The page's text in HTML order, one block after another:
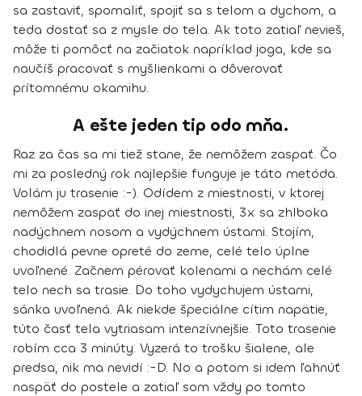
sa zastaviť, spomaliť, spojiť sa s telom a dychom, a
teda dostať sa z mysle do tela. Ak toto zatiaľ nevieš,
môže ti pomôcť na začiatok napríklad joga, kde sa
naučíš pracovať s myšlienkami a dôverovať
prítomnému okamihu.
A ešte jeden tip odo mňa.
Raz za čas sa mi tiež stane, že nemôžem zaspať. Čo
mi za posledný rok najlepšie funguje je táto metóda.
Volám ju trasenie :-). Odídem z miestnosti, v ktorej
nemôžem zaspať do inej miestnosti, 3x sa zhlboka
nadýchnem nosom a vydýchnem ústami. Stojím,
chodidlá pevne opreté do zeme, celé telo úplne
uvoľnené. Začnem pérovať kolenami a nechám celé
telo nech sa trasie. Do toho vydychujem ústami,
sánka uvoľnená. Ak niekde špeciálne cítim napätie,
túto časť tela vytriasam intenzívnejšie. Toto trasenie
robím cca 3 minúty. Vyzerá to trošku šialene, ale
predsa, nik ma nevidí :-D. No a potom si idem ľahnúť
naspäť do postele a zatiaľ som vždy po tomto